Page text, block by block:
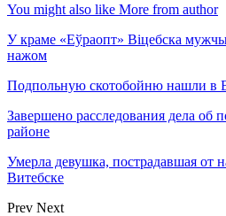
You might also like More from author
У краме «Еўраопт» Віцебска
нажом
Подпольную скотобойню нашли в
Завершено расследования дела об
районе
Умерла девушка, пострадавшая от
Витебске
Prev Next